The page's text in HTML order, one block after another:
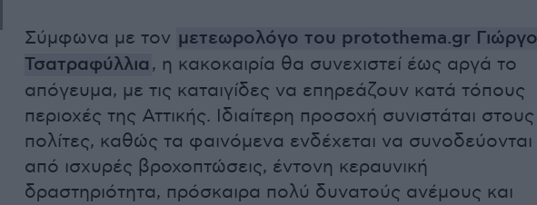
Σύμφωνα με τον μετεωρολόγο του protothema.gr Γιώργο
Τσατραφύλλια , η κακοκαιρία θα συνεχιστεί έως αργά το
απόγευμα, με τις καταιγίδες να επηρεάζουν κατά τόπους
περιοχές της Αττικής. Ιδιαίτερη προσοχή συνιστάται στους
πολίτες, καθώς τα φαινόμενα ενδέχεται να συνοδεύονται
από ισχυρές βροχοπτώσεις, έντονη κεραυνική
δραστηριότητα, πρόσκαιρα πολύ δυνατούς ανέμους και